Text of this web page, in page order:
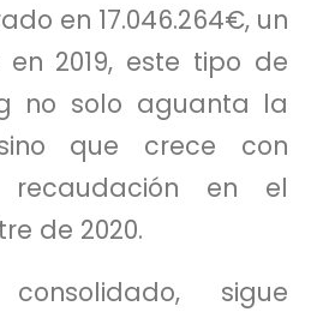
en 17.046.264€, un
2019, este tipo de
no solo aguanta la
que crece con
en el
de 2020.
sigue